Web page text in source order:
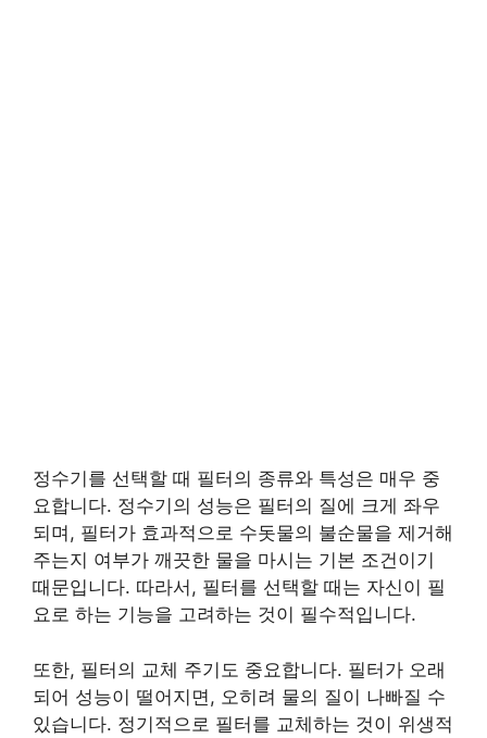
정수기를 선택할 때 필터의 종류와 특성은 매우 중
요합니다. 정수기의 성능은 필터의 질에 크게 좌우
되며, 필터가 효과적으로 수돗물의 불순물을 제거해
주는지 여부가 깨끗한 물을 마시는 기본 조건이기
때문입니다. 따라서, 필터를 선택할 때는 자신이 필
요로 하는 기능을 고려하는 것이 필수적입니다.
또한, 필터의 교체 주기도 중요합니다. 필터가 오래
되어 성능이 떨어지면, 오히려 물의 질이 나빠질 수
있습니다. 정기적으로 필터를 교체하는 것이 위생적